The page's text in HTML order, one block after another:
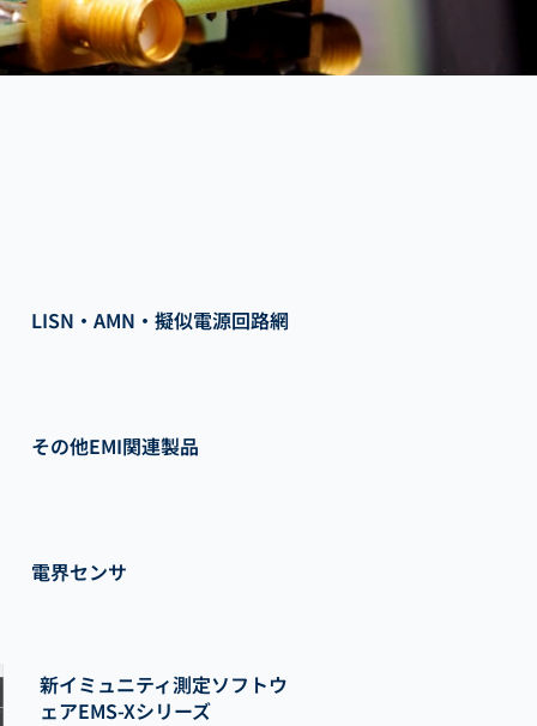
LISN・AMN・擬似電源回路網
その他EMI関連製品
電界センサ
新イミュニティ測定ソフトウ
ェアEMS-Xシリーズ